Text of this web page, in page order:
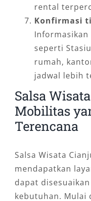
rental
Konfirmasi
seperti
rumah,
jadwal lebih
Salsa
Mobilitas
Terencana
Salsa Wisata
mendapatkan
dapat
kebutuhan. Mulai